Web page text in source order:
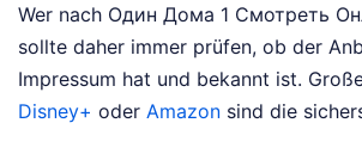
Wer nach Один Дома 1 Смотреть
sollte daher immer prüfen, ob der
Impressum hat und bekannt ist.
Disney+ oder Amazon sind die